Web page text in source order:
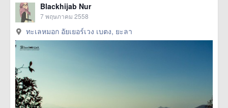
Blackhijab Nur
7 พฤษภาคม 2558
ทะเลหมอก อัยเยอร์เวง เบตง, ยะลา